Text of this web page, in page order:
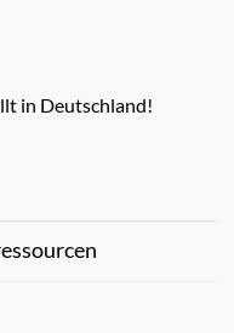
in Deutschland!